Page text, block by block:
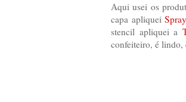
Aqui usei os
capa apliquei
stencil apliquei a
confeiteiro, é lindo,